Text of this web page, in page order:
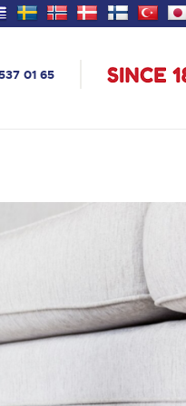
01 65